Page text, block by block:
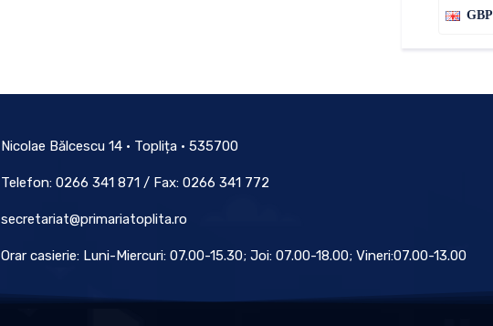
GBP
Nicolae Bălcescu 14 • Toplița • 535700
Telefon: 0266 341 871 / Fax: 0266 341 772
secretariat@primariatoplita.ro
Orar casierie: Luni-Miercuri: 07.00-15.30; Joi: 07.00-18.00; Vineri:07.00-13.00